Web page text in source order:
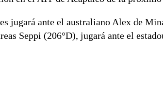
jugará ante el australiano Alex de
Seppi (206°D), jugará ante el